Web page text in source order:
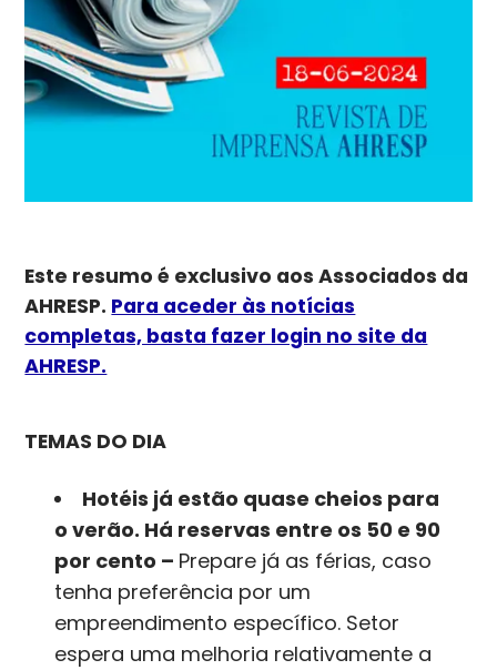
Este resumo é exclusivo aos Associados da
AHRESP. Para aceder às notícias
completas, basta fazer login no site da
AHRESP.
TEMAS DO DIA
Hotéis já estão quase cheios para
o verão. Há reservas entre os 50 e 90
por cento – Prepare já as férias, caso
tenha preferência por um
empreendimento específico. Setor
espera uma melhoria relativamente a